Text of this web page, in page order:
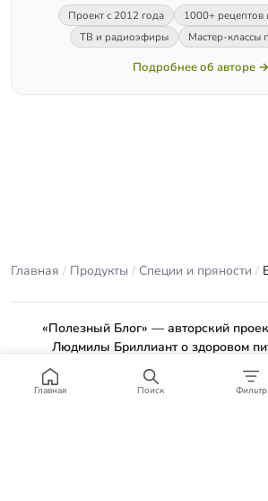
Проект с 2012 года
1000+ рецептов
ТВ и радиоэфиры
Мастер-классы
Подробнее об авторе →
Главная / Продукты / Специи и пряности /
«Полезный Блог» — авторский
Людмилы Бриллиант о здоровом
продуктов и проверенных
Материалы сайта носят
Главная Поиск Фильтр